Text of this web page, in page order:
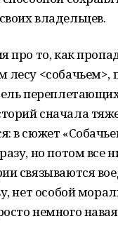
владельцев.
про то, как
лесу <собачьем>,
сначала
в сюжет
но потом все
связываются
нет особой
немного